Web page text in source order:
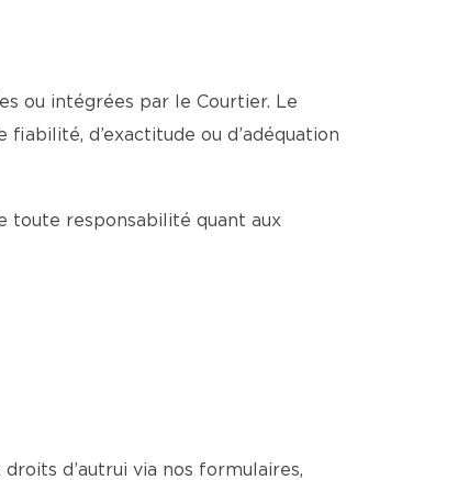
ou intégrées par le Courtier. Le
d’exactitude ou d’adéquation
toute responsabilité quant aux
d’autrui via nos formulaires,